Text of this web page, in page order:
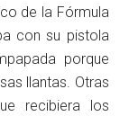
de la Fórmula
con su pistola
porque
llantas. Otras
recibiera los